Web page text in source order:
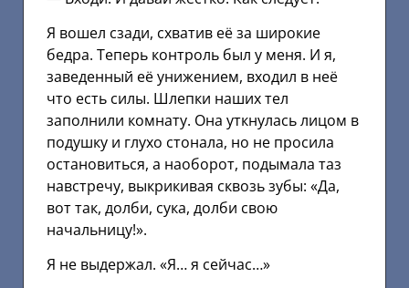
Я вошел сзади, схватив её за широкие
бедра. Теперь контроль был у меня. И я,
заведенный её унижением, входил в неё
что есть силы. Шлепки наших тел
заполнили комнату. Она уткнулась лицом в
подушку и глухо стонала, но не просила
остановиться, а наоборот, подымала таз
навстречу, выкрикивая сквозь зубы: «Да,
вот так, долби, сука, долби свою
начальницу!».
Я не выдержал. «Я… я сейчас…»